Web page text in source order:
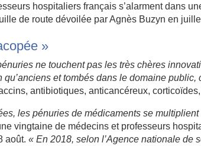
hospitaliers français s’alarment dans
de route dévoilée par Agnès Buzyn en
»
ne touchent pas les très chères
et tombés dans le domaine public,
antibiotiques, anticancéreux,
les pénuries de médicaments se multiplient
vingtaine de médecins et professeurs
août.« En 2018, selon l’Agence nationale de